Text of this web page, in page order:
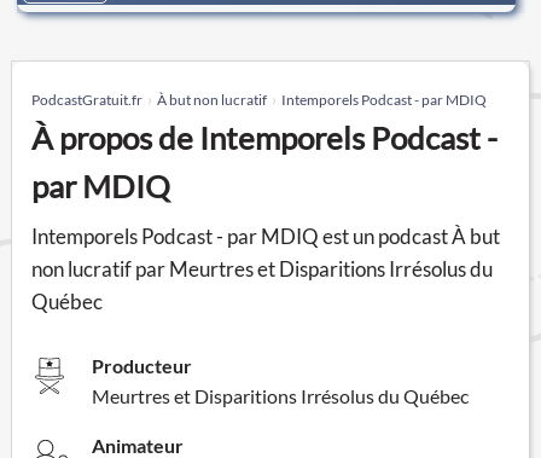
PodcastGratuit.fr À but non lucratif Intemporels Podcast - par MDIQ
À propos de Intemporels Podcast -
par MDIQ
Intemporels Podcast - par MDIQ est un podcast À but
non lucratif par Meurtres et Disparitions Irrésolus du
Québec
Producteur
Meurtres et Disparitions Irrésolus du Québec
Animateur